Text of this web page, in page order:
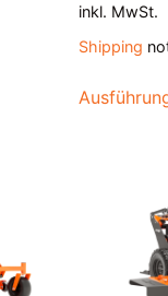
inkl. MwSt.
Shipping